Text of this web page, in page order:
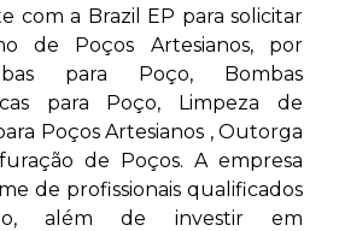
com a Brazil EP para solicitar
de Poços Artesianos, por
para Poço, Bombas
para Poço, Limpeza de
Poços Artesianos , Outorga
de Poços. A empresa
de profissionais qualificados
além de investir em